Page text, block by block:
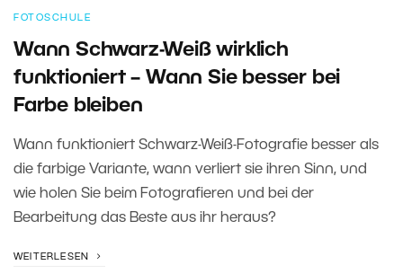
FOTOSCHULE
Wann Schwarz-Weiß wirklich
funktioniert – Wann Sie besser bei
Farbe bleiben
Wann funktioniert Schwarz-Weiß-Fotografie besser als
die farbige Variante, wann verliert sie ihren Sinn, und
wie holen Sie beim Fotografieren und bei der
Bearbeitung das Beste aus ihr heraus?
WEITERLESEN